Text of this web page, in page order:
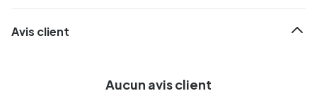
Avis client
Aucun avis client